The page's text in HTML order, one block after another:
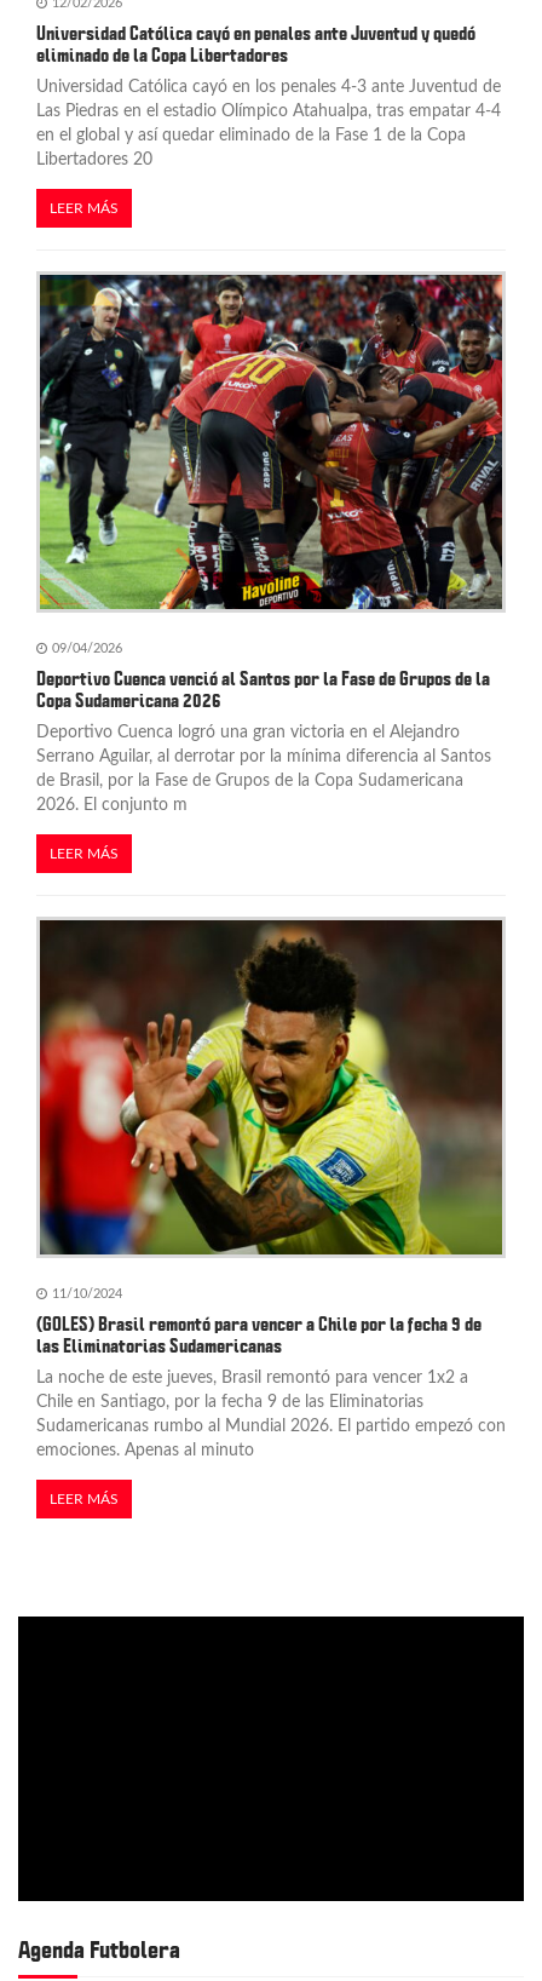
12/02/2026
Universidad Católica cayó en penales ante Juventud y quedó
eliminado de la Copa Libertadores
Universidad Católica cayó en los penales 4-3 ante Juventud de
Las Piedras en el estadio Olímpico Atahualpa, tras empatar 4-4
en el global y así quedar eliminado de la Fase 1 de la Copa
Libertadores 20
LEER MÁS
09/04/2026
Deportivo Cuenca venció al Santos por la Fase de Grupos de la
Copa Sudamericana 2026
Deportivo Cuenca logró una gran victoria en el Alejandro
Serrano Aguilar, al derrotar por la mínima diferencia al Santos
de Brasil, por la Fase de Grupos de la Copa Sudamericana
2026. El conjunto m
LEER MÁS
11/10/2024
(GOLES) Brasil remontó para vencer a Chile por la fecha 9 de
las Eliminatorias Sudamericanas
La noche de este jueves, Brasil remontó para vencer 1x2 a
Chile en Santiago, por la fecha 9 de las Eliminatorias
Sudamericanas rumbo al Mundial 2026. El partido empezó con
emociones. Apenas al minuto
LEER MÁS
Agenda Futbolera